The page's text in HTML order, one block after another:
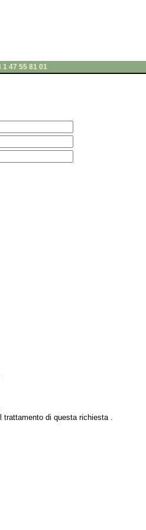
1 47 55 81 01
trattamento di questa richiesta .